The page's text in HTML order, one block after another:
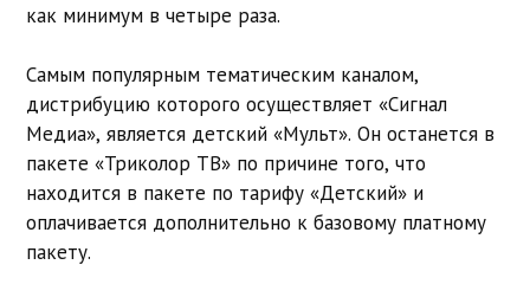
как минимум в четыре раза.
Самым популярным тематическим каналом,
дистрибуцию которого осуществляет «Сигнал
Медиа», является детский «Мульт». Он останется в
пакете «Триколор ТВ» по причине того, что
находится в пакете по тарифу «Детский» и
оплачивается дополнительно к базовому платному
пакету.